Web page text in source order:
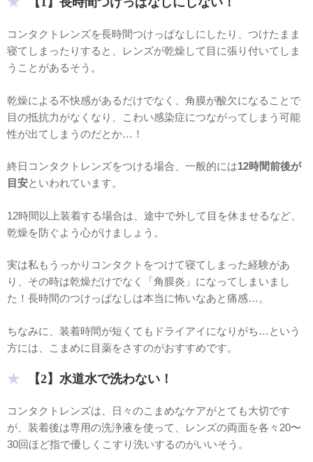
コンタクトレンズを長時間つけっぱなしにしたり、つけたまま
寝てしまったりすると、レンズが乾燥して目に張り付いてしま
うことがあるそう。
乾燥による不快感があるだけでなく、角膜が酸欠になることで
目の抵抗力がなくなり、こわい感染症につながってしまう可能
性が出てしまうのだとか…！
終日コンタクトレンズをつける場合、一般的には12時間前後が
目安といわれています。
12時間以上装着する場合は、途中で外して目を休ませるなど、
乾燥を防ぐよう心がけましょう。
実は私もうっかりコンタクトをつけて寝てしまった経験があ
り、その時は乾燥だけでなく「角膜炎」になってしまいまし
た！長時間のつけっぱなしは本当に怖いなあと痛感…。
ちなみに、装着時間が短くてもドライアイになりがち…という
方には、こまめに目薬をさすのがおすすめです。
【2】水道水で洗わない！
コンタクトレンズは、日々のこまめなケアがとても大切です
が、装着後は専用の洗浄液を使って、レンズの両面を各々20〜
30回ほど指で優しくこすり洗いするのがいいそう。